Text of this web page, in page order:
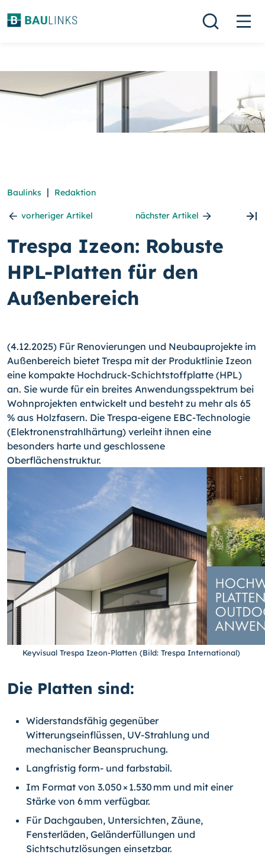
Baulinks | Redaktion
vorheriger Artikel nächster Artikel
Trespa Izeon: Robuste
HPL-Platten für den
Außenbereich
(4.12.2025) Für Renovierungen und Neubauprojekte im
Außenbereich bietet Trespa mit der Produktlinie Izeon
eine kompakte Hochdruck-Schichtstoffplatte (HPL)
an. Sie wurde für ein breites Anwendungsspektrum bei
Wohnprojekten entwickelt und besteht zu mehr als 65
% aus Holzfasern. Die Trespa-eigene EBC-Technologie
(Elektronenstrahlhärtung) verleiht ihnen eine
besonders harte und geschlossene
Oberflächenstruktur.
Keyvisual Trespa Izeon-Platten (Bild: Trespa International)
Die Platten sind:
Widerstandsfähig gegenüber
Witterungseinflüssen, UV-Strahlung und
mechanischer Beanspruchung.
Langfristig form- und farbstabil.
Im Format von 3.050 × 1.530 mm und mit einer
Stärke von 6 mm verfügbar.
Für Dachgauben, Untersichten, Zäune,
Fensterläden, Geländerfüllungen und
Sichtschutzlösungen einsetzbar.